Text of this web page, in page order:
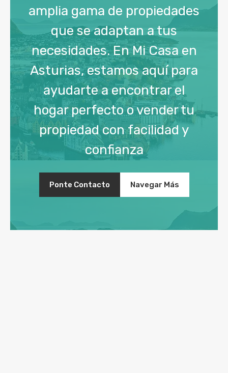
amplia gama de propiedades
que se adaptan a tus
necesidades. En Mi Casa en
Asturias, estamos aquí para
ayudarte a encontrar el
hogar perfecto o vender tu
propiedad con facilidad y
confianza
Ponte Contacto Navegar Más